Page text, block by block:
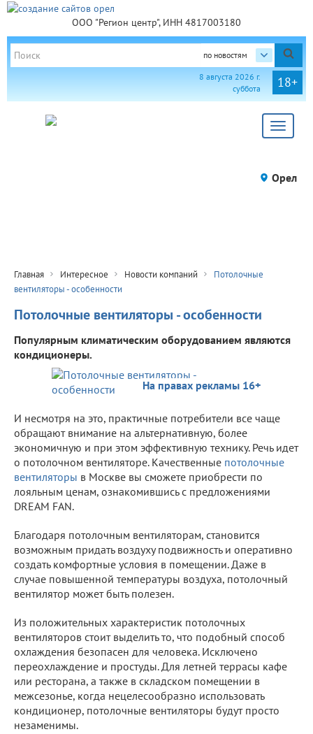
ООО "Регион центр", ИНН 4817003180
по новостям
18+
8 августа 2026 г.
суббота
Toggle
Орел
Главная Интересное Новости компаний
Потолочные
вентиляторы - особенности
Потолочные вентиляторы - особенности
Популярным климатическим оборудованием являются
кондиционеры.
На правах рекламы 16+
И несмотря на это, практичные потребители все чаще
обращают внимание на альтернативную, более
экономичную и при этом эффективную технику. Речь идет
о потолочном вентиляторе. Качественные потолочные
вентиляторы в Москве вы сможете приобрести по
лояльным ценам, ознакомившись с предложениями
DREAM FAN.
Благодаря потолочным вентиляторам, становится
возможным придать воздуху подвижность и оперативно
создать комфортные условия в помещении. Даже в
случае повышенной температуры воздуха, потолочный
вентилятор может быть полезен.
Из положительных характеристик потолочных
вентиляторов стоит выделить то, что подобный способ
охлаждения безопасен для человека. Исключено
переохлаждение и простуды. Для летней террасы кафе
или ресторана, а также в складском помещении в
межсезонье, когда нецелесообразно использовать
кондиционер, потолочные вентиляторы будут просто
незаменимы.